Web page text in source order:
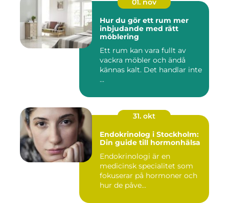
01. nov
Hur du gör ett rum mer
inbjudande med rätt
möblering
Ett rum kan vara fullt av
vackra möbler och ändå
kännas kalt. Det handlar inte
...
31. okt
Endokrinolog i Stockholm:
Din guide till hormonhälsa
Endokrinologi är en
medicinsk specialitet som
fokuserar på hormoner och
hur de påve...